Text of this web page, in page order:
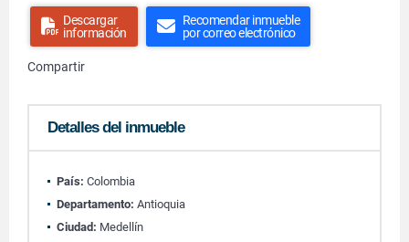
Descargar
información
Recomendar inmueble
por correo electrónico
Compartir
Detalles del inmueble
País: Colombia
Departamento: Antioquia
Ciudad: Medellín